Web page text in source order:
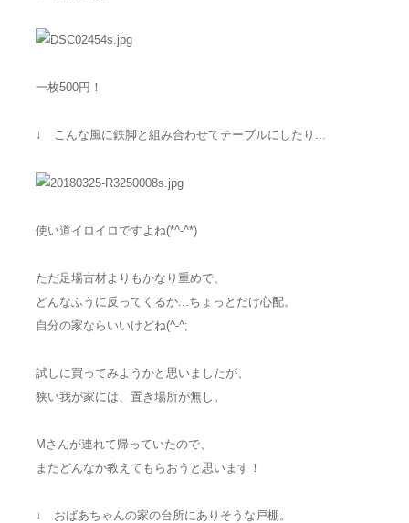
一枚500円！
↓ こんな風に鉄脚と組み合わせてテーブルにしたり...
使い道イロイロですよね(*^-^*)
ただ足場古材よりもかなり重めで、
どんなふうに反ってくるか...ちょっとだけ心配。
自分の家ならいいけどね(^-^;
試しに買ってみようかと思いましたが、
狭い我が家には、置き場所が無し。
Mさんが連れて帰っていたので、
またどんなか教えてもらおうと思います！
↓ おばあちゃんの家の台所にありそうな戸棚。